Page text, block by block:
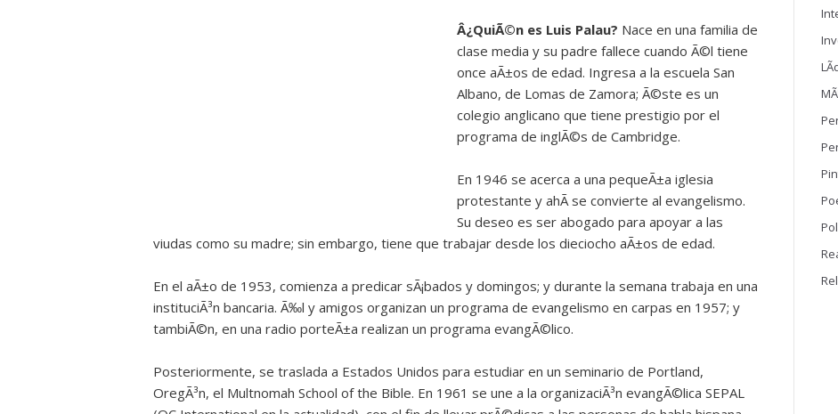
Â¿QuiÃ©n es Luis Palau? Nace en una familia de
clase media y su padre fallece cuando Ã©l tiene
once aÃ±os de edad. Ingresa a la escuela San
Albano, de Lomas de Zamora; Ã©ste es un
colegio anglicano que tiene prestigio por el
programa de inglÃ©s de Cambridge.
En 1946 se acerca a una pequeÃ±a iglesia
protestante y ahÃ­ se convierte al evangelismo.
Su deseo es ser abogado para apoyar a las
viudas como su madre; sin embargo, tiene que trabajar desde los dieciocho aÃ±os de edad.
En el aÃ±o de 1953, comienza a predicar sÃ¡bados y domingos; y durante la semana trabaja en una
instituciÃ³n bancaria. Ã‰l y amigos organizan un programa de evangelismo en carpas en 1957; y
tambiÃ©n, en una radio porteÃ±a realizan un programa evangÃ©lico.
Posteriormente, se traslada a Estados Unidos para estudiar en un seminario de Portland,
OregÃ³n, el Multnomah School of the Bible. En 1961 se une a la organizaciÃ³n evangÃ©lica SEPAL